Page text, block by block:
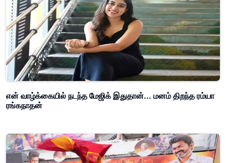
என் வாழ்க்கையில் நடந்த மேஜிக் இதுதான்... மனம் திறந்த ரம்யா
ரங்கநாதன்